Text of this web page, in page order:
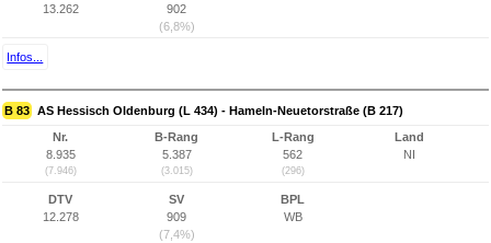
13.262
902
(6,8%)
Infos...
B 83 AS Hessisch Oldenburg (L 434) - Hameln-Neuetorstraße (B 217)
Nr.
8.935
(7.946)
B-Rang
5.387
(3.015)
L-Rang
562
(296)
Land
NI
DTV
12.278
SV
909
(7,4%)
BPL
WB